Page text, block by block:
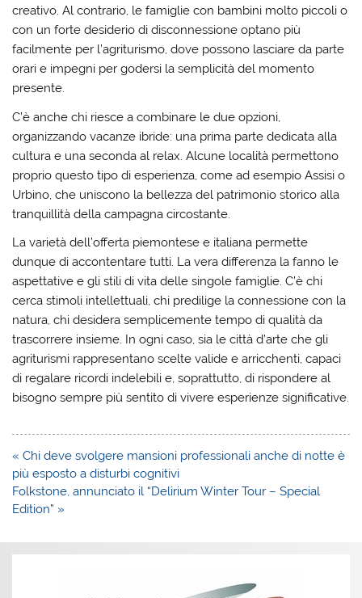
creativo. Al contrario, le famiglie con bambini molto piccoli o
con un forte desiderio di disconnessione optano più
facilmente per l’agriturismo, dove possono lasciare da parte
orari e impegni per godersi la semplicità del momento
presente.
C’è anche chi riesce a combinare le due opzioni,
organizzando vacanze ibride: una prima parte dedicata alla
cultura e una seconda al relax. Alcune località permettono
proprio questo tipo di esperienza, come ad esempio Assisi o
Urbino, che uniscono la bellezza del patrimonio storico alla
tranquillità della campagna circostante.
La varietà dell’offerta piemontese e italiana permette
dunque di accontentare tutti. La vera differenza la fanno le
aspettative e gli stili di vita delle singole famiglie. C’è chi
cerca stimoli intellettuali, chi predilige la connessione con la
natura, chi desidera semplicemente tempo di qualità da
trascorrere insieme. In ogni caso, sia le città d’arte che gli
agriturismi rappresentano scelte valide e arricchenti, capaci
di regalare ricordi indelebili e, soprattutto, di rispondere al
bisogno sempre più sentito di vivere esperienze significative.
Navigazione
articoli
« Chi deve svolgere mansioni professionali anche di notte è
più esposto a disturbi cognitivi
Folkstone, annunciato il “Delirium Winter Tour – Special
Edition” »